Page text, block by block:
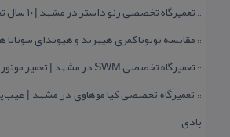
:: تعمیرگاه تخصصی رنو داستر در مشهد | ۱۰ سال تجربه و امداد خودرو
:: مقایسه تویوتا كمری هیبرید و هیوندای سوناتا
:: تعمیرگاه تخصصی SWM در مشهد | تعمیر موتور، گیربكس و عیب‌یابی برق
:: تعمیرگاه تخصصی كیا موهاوی در مشهد |
بادی